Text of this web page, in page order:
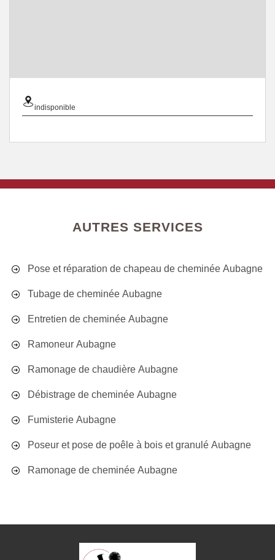
indisponible
AUTRES SERVICES
Pose et réparation de chapeau de cheminée Aubagne
Tubage de cheminée Aubagne
Entretien de cheminée Aubagne
Ramoneur Aubagne
Ramonage de chaudière Aubagne
Débistrage de cheminée Aubagne
Fumisterie Aubagne
Poseur et pose de poêle à bois et granulé Aubagne
Ramonage de cheminée Aubagne